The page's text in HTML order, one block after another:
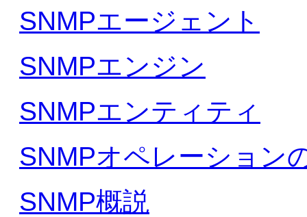
SNMPエージェント
SNMPエンジン
SNMPエンティティ
SNMPオペレーション
SNMP概説